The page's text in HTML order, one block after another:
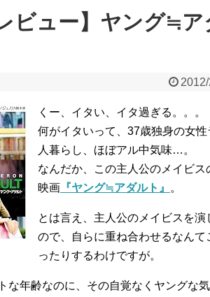
ビュー】ヤング≒
くー、イタい、イタ過ぎる。。。
何がイタいって、37歳独身の女
人暮らし、ほぼアル中気味…。
なんだか、この主人公のメイビ
映画 『ヤング≒アダルト』 。
とは言え、主人公のメイビスを演
ので、自らに重ね合わせるなん
ったりするわけですが。
な年齢なのに、その自覚なくヤングな